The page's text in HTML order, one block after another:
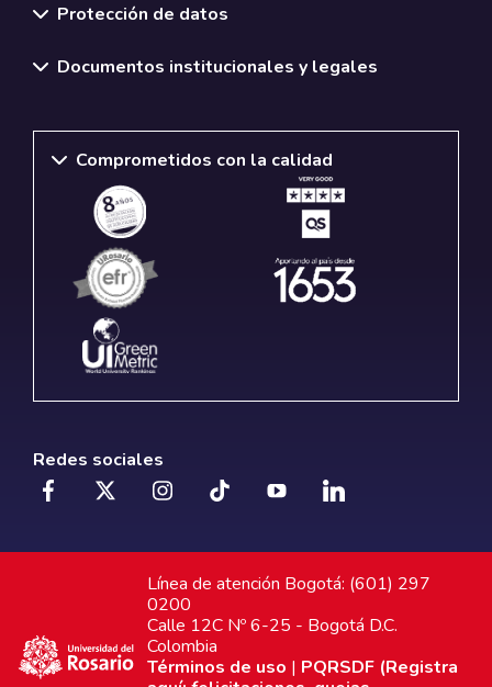
Protección de datos
Documentos institucionales y legales
Comprometidos con la calidad
Redes sociales
Línea de atención Bogotá: (601) 297
0200
Calle 12C Nº 6-25 - Bogotá D.C.
Colombia
Términos de uso | PQRSDF (Registra